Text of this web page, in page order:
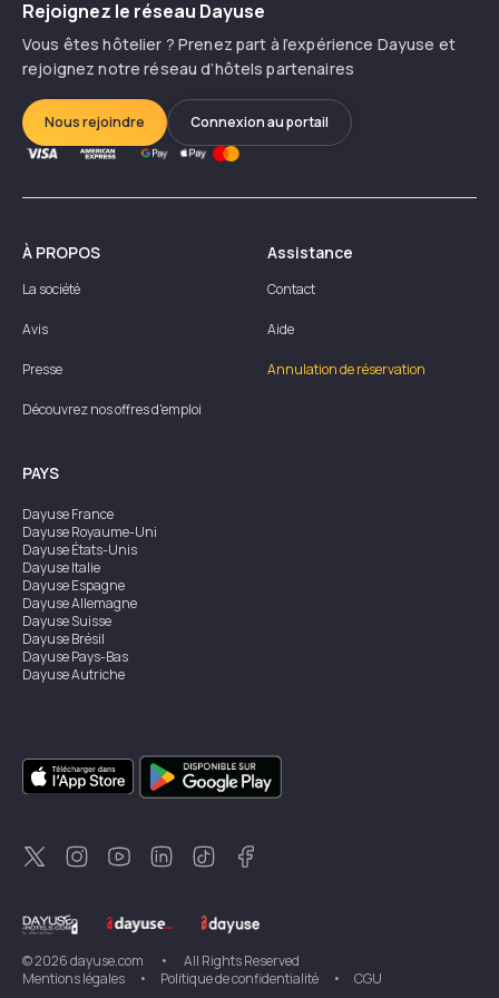
Rejoignez le réseau Dayuse
Vous êtes hôtelier ? Prenez part à l’expérience Dayuse et
rejoignez notre réseau d’hôtels partenaires
Nous rejoindre Connexion au portail
À PROPOS
La société
Avis
Presse
Découvrez nos offres d'emploi
Assistance
Contact
Aide
Annulation de réservation
PAYS
DayuseFrance
DayuseRoyaume-Uni
DayuseÉtats-Unis
DayuseItalie
DayuseEspagne
DayuseAllemagne
DayuseSuisse
DayuseBrésil
DayusePays-Bas
DayuseAutriche
DayuseSingapour
DayuseSuède
DayuseThaïlande
DayuseNouvelle-Zélande
DayuseTurquie
©2026dayuse.com •
All Rights Reserved
Mentions légales
• Politique de confidentialité • CGU